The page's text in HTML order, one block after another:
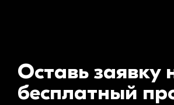
Оставь заявку
бесплатный